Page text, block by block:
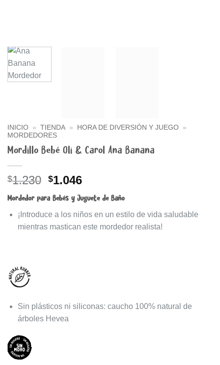
INICIO » TIENDA » HORA DE DIVERSIÓN Y JUEGO »
MORDEDORES
Mordillo Bebé Oli & Carol Ana Banana
$1.230 El
precio
original
era:
$1.230.
$1.046El
precio
actual
es:
$1.046.
Mordedor para Bebés y Juguete de Baño
¡Introduce a los niños en un estilo de vida saludable
mientras mastican este mordedor realista!
Sin plásticos ni siliconas: caucho 100% natural de
árboles Hevea